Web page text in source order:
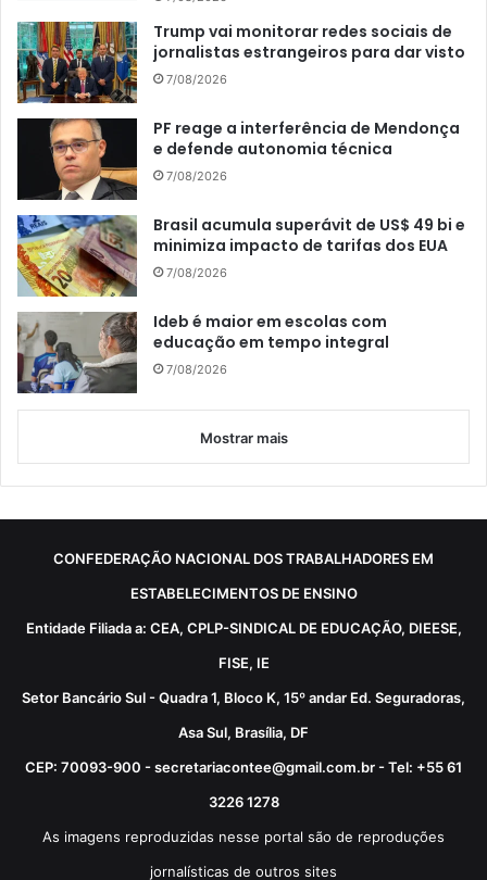
Trump vai monitorar redes sociais de
jornalistas estrangeiros para dar visto
7/08/2026
PF reage a interferência de Mendonça
e defende autonomia técnica
7/08/2026
Brasil acumula superávit de US$ 49 bi e
minimiza impacto de tarifas dos EUA
7/08/2026
Ideb é maior em escolas com
educação em tempo integral
7/08/2026
Mostrar mais
CONFEDERAÇÃO NACIONAL DOS TRABALHADORES EM
ESTABELECIMENTOS DE ENSINO
Entidade Filiada a: CEA, CPLP-SINDICAL DE EDUCAÇÃO, DIEESE,
FISE, IE
Setor Bancário Sul - Quadra 1, Bloco K, 15º andar Ed. Seguradoras,
Asa Sul, Brasília, DF
CEP: 70093-900 - secretariacontee@gmail.com.br - Tel: +55 61
3226 1278
As imagens reproduzidas nesse portal são de reproduções
jornalísticas de outros sites